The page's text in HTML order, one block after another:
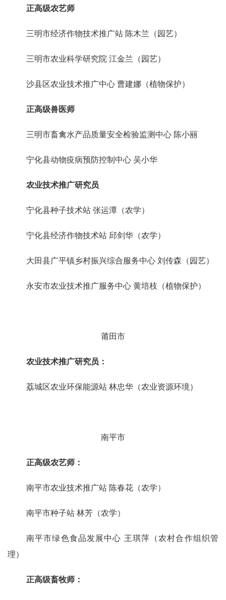
正高级农艺师
三明市经济作物技术推广站 陈木兰（园艺）
三明市农业科学研究院 江金兰（园艺）
沙县区农业技术推广中心 曹建娜（植物保护）
正高级兽医师
三明市畜禽水产品质量安全检验监测 中心 陈小丽
宁化县动物疫病预防控制中心 吴小华
农业技术推广研究员
宁化县种子技术站 张运潭（农学）
宁化县经济作物技术站 邱剑华（农学）
大田县广平镇乡村振兴综合服务中心 刘传森（园艺）
永安市农业技术推广服务中心 黄培枝（植物保护）
莆田市
农业技术推广研究员 ：
荔城区农业环保能源站 林忠华（农业资源环境）
南平市
正高级农艺师：
南平市农业技术推广站 陈春花（农学）
南平市种子站 林芳（农学）
南平市绿色食品发展中心 王琪萍（农村合作组织管
理）
正高级畜牧师：